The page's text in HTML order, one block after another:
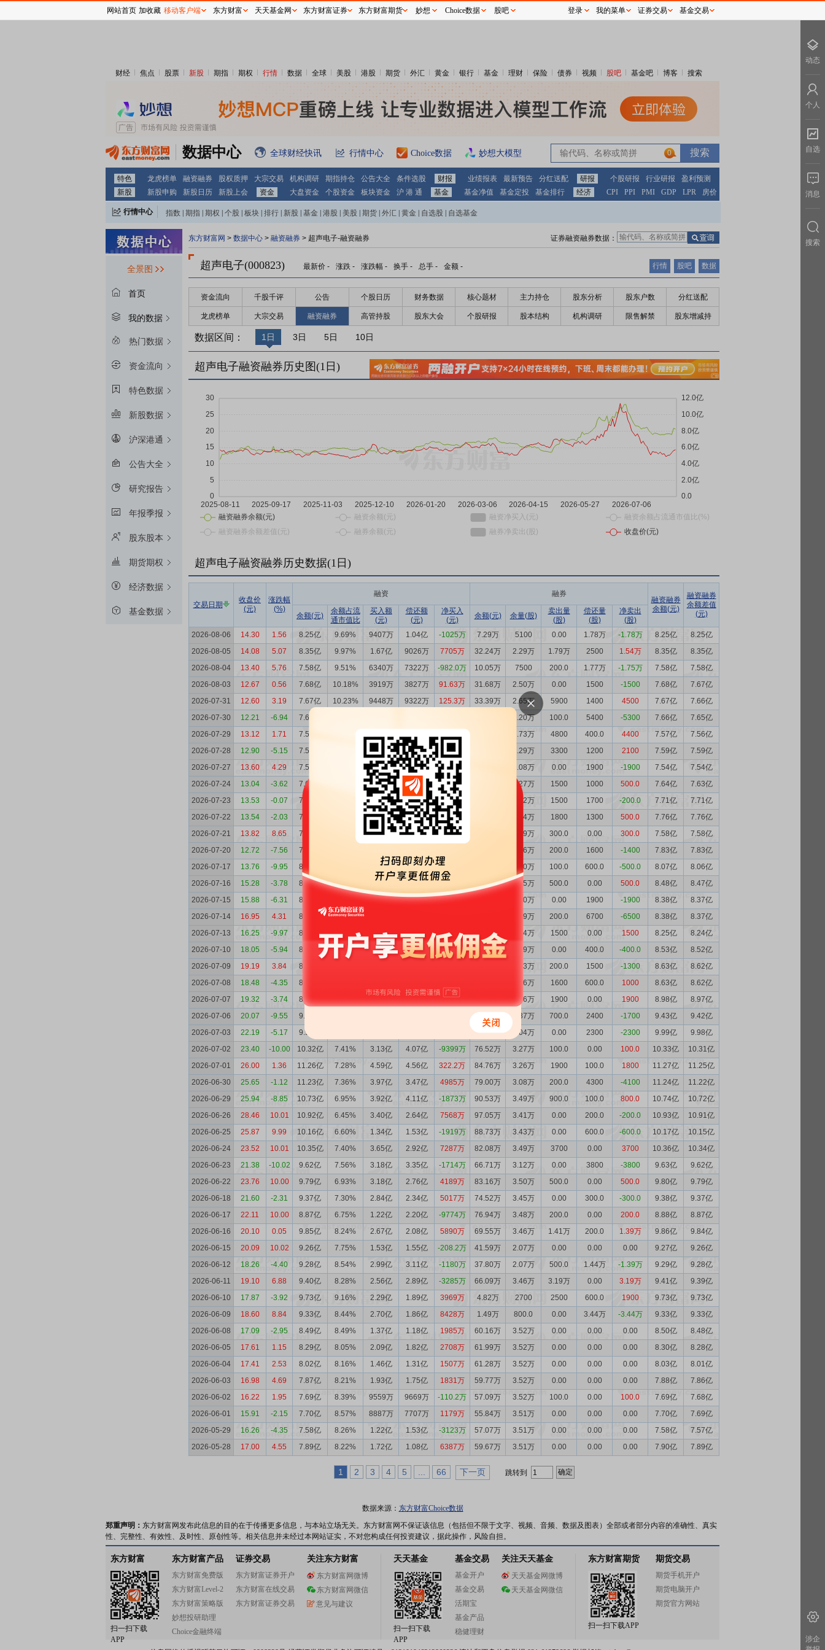
财经 焦点 股票 新股 期指 期权 行情 数据 全球 美股 港股 期货 外汇 黄金 银行 基金 理财 保险 债券 视频 股吧 基金吧 博客 搜索
数据中心 全球财经快讯 行情中心 Choice数据 妙想大模型 0
特色 龙虎榜单 融资融券 股权质押 大宗交易 机构调研 期指持仓 公告大全 条件选股 财报 业绩报表 最新预告 分红送配 研报 个股研报 行业研报
盈利预测
新股
新股申购 新股日历 新股上会 资金 大盘资金 个股资金 板块资金 沪 港 通 基金 基金净值 基金定投 基金排行 经济 CPI PPI PMI GDP LPR 房价
行情中心 指数 期指 期权 个股 板块 排行 新股 基金 港股 美股 期货 外汇 黄金 自选股 自选基金
全景图
首页
我的数据
热门数据
资金流向
特色数据
新股数据
沪深港通
公告大全
研究报告
年报季报
股东股本
期货期权
经济数据
基金数据
东方财富网 > 数据中心 > 融资融券 > 超声电子-融资融券 证券融资融券数据：
超声电子(000823) 最新价 - 涨跌 - 涨跌幅 - 换手 - 总手 - 金额 - 行情 股吧 数据
资金流向 千股千评 公告 个股日历 财务数据 核心题材 主力持仓 股东分析 股东户数 分红送配
龙虎榜单 大宗交易 融资融券 高管持股 股东大会 个股研报 股本结构 机构调研 限售解禁 股东增减持
数据区间： 1日 3日 5日 10日
超声电子融资融券历史图(1 日)
超声电子融资融券历史数据(1 日)
交易日期
收盘价
(元)
涨跌幅
(%)
融资 融券
融资融券
余额(元)
融资融券
余额差值
(元)
余额(元)
余额占流
通市值比
买入额
(元)
偿还额
(元)
净买入
(元)
余额(元) 余量(股)
卖出量
(股)
偿还量
(股)
净卖出
(股)
2026-08-06
14.30 1.56 8.25亿 9.69% 9407万 1.04亿 -1025万 7.29万 5100 0.00 1.78万 -1.78万 8.25亿
8.25亿
2026-08-05
14.08 5.07 8.35亿 9.97% 1.67亿 9026万 7705万 32.24万 2.29万 1.79万 2500 1.54万 8.35亿
8.35亿
2026-08-04
13.40 5.76 7.58亿 9.51% 6340万 7322万 -982.0万 10.05万 7500 200.0 1.77万 -1.75万 7.58亿
7.58亿
2026-08-03
12.67 0.56 7.68亿 10.18% 3919万 3827万 91.63万 31.68万 2.50万 0.00 1500 -1500 7.68亿
7.67亿
2026-07-31
12.60 3.19 7.67亿 10.23% 9448万 9322万 125.3万 33.39万 2.65万 5900 1400 4500 7.67亿
7.66亿
2026-07-30
12.21 -6.94 7.66亿 2.20万 100.0 5400 -5300 7.66亿
7.65亿
2026-07-29
13.12 1.71 7.57亿 2.73万 4800 400.0 4400 7.57亿
7.56亿
2026-07-28
12.90 -5.15 7.59亿 5980万 5493万 486.7万 2.29万 3300 1200 2100 7.59亿
7.59亿
2026-07-27
13.60 4.29 7.54亿 4251万 5207万 -955.9万 2.08万 0.00 1900 -1900 7.54亿
7.54亿
2026-07-24
13.04 -3.62 7.64亿 4034万 4768万 -733.9万 2.27万 1500 1000 500.0 7.64亿
7.63亿
2026-07-23
13.53 -0.07 7.71亿 6131万 6635万 -504.1万 2.22万 1500 1700 -200.0 7.71亿
7.71亿
2026-07-22
13.54 -2.03 7.76亿 1.17亿 9882万 1811万 2.24万 1800 1300 500.0 7.76亿
7.76亿
2026-07-21
13.82 8.65 7.58亿 1.04亿 1.30亿 -2514万 2.19万 300.0 0.00 300.0 7.58亿
7.58亿
2026-07-20
12.72 -7.56 7.83亿 2.16万 200.0 1600 -1400 7.83亿
7.83亿
2026-07-17
13.76 -9.95 8.07亿 7973万 1.20亿 -4044万 2.30万 100.0 600.0 -500.0 8.07亿
8.06亿
2026-07-16
15.28 -3.78 8.47亿 9.32% 1.05亿 9510万 954.8万 35.91万 2.35万 500.0 0.00 500.0 8.48亿
8.47亿
2026-07-15
15.88 -6.31 8.38亿 8674万 8650万 24.01万 2.30万 0.00 1900 -1900 8.38亿
8.37亿
2026-07-14
16.95 4.31 8.37亿 8.30% 2.49万 200.0 6700 -6500 8.38亿
8.37亿
2026-07-13
16.25 -9.97 8.24亿 8.53% 8442万 1.13亿 -2845万 51.03万 3.14万 1500 0.00 1500 8.25亿
8.24亿
2026-07-10
18.05 -5.94 8.53亿 7.94% 1.21亿 1.30亿 -959.4万 53.97万 2.99万 0.00 400.0 -400.0 8.53亿
8.52亿
2026-07-09
19.19 3.84 8.62亿 3.03万 200.0 1500 -1300 8.63亿
8.62亿
2026-07-08
18.48 -4.35 8.62亿 3.16万 1600 600.0 1000 8.63亿
8.62亿
2026-07-07
19.32 -3.74 8.97亿 -4514万 3.06万 1900 0.00 1900 8.98亿
8.97亿
2026-07-06
20.07 -9.55 9.42亿 57.60万 2.87万 700.0 2400 -1700 9.43亿
9.42亿
2026-07-03
22.19 -5.17 9.98亿 67.46万 3.04万 0.00 2300 -2300 9.99亿
9.98亿
2026-07-02
23.40 -10.00 10.32亿 7.41% 3.13亿 4.07亿 -9399万 76.52万 3.27万 100.0 0.00 100.0 10.33亿
10.31亿
2026-07-01
26.00 1.36 11.26亿 7.28% 4.59亿 4.56亿 322.2万 84.76万 3.26万 1900 100.0 1800 11.27亿
11.25亿
2026-06-30
25.65 -1.12 11.23亿 7.36% 3.97亿 3.47亿 4985万 79.00万 3.08万 200.0 4300 -4100 11.24亿
11.22亿
2026-06-29
25.94 -8.85 10.73亿 6.95% 3.92亿 4.11亿 -1873万 90.53万 3.49万 900.0 100.0 800.0 10.74亿
10.72亿
2026-06-26
28.46 10.01 10.92亿 6.45% 3.40亿 2.64亿 7568万 97.05万 3.41万 0.00 200.0 -200.0 10.93亿
10.91亿
2026-06-25
25.87 9.99 10.16亿 6.60% 1.34亿 1.53亿 -1919万 88.73万 3.43万 0.00 600.0 -600.0 10.17亿
10.15亿
2026-06-24
23.52 10.01 10.35亿 7.40% 3.65亿 2.92亿 7287万 82.08万 3.49万 3700 0.00 3700 10.36亿
10.34亿
2026-06-23
21.38 -10.02 9.62亿 7.56% 3.18亿 3.35亿 -1714万 66.71万 3.12万 0.00 3800 -3800 9.63亿
9.62亿
2026-06-22
23.76 10.00 9.79亿 6.93% 3.18亿 2.76亿 4189万 83.16万 3.50万 500.0 0.00 500.0 9.80亿
9.79亿
2026-06-18
21.60 -2.31 9.37亿 7.30% 2.84亿 2.34亿 5017万 74.52万 3.45万 0.00 300.0 -300.0 9.38亿
9.37亿
2026-06-17
22.11 10.00 8.87亿 6.75% 1.22亿 2.20亿 -9774万 76.94万 3.48万 200.0 0.00 200.0 8.88亿
8.87亿
2026-06-16
20.10 0.05 9.85亿 8.24% 2.67亿 2.08亿 5890万 69.55万 3.46万 1.41万 200.0 1.39万 9.86亿
9.84亿
2026-06-15
20.09 10.02 9.26亿 7.75% 1.53亿 1.55亿 -208.2万 41.59万 2.07万 0.00 0.00 0.00 9.27亿
9.26亿
2026-06-12
18.26 -4.40 9.28亿 8.54% 2.99亿 3.11亿 -1180万 37.80万 2.07万 500.0 1.44万 -1.39万 9.29亿
9.28亿
2026-06-11
19.10 6.88 9.40亿 8.28% 2.56亿 2.89亿 -3285万 66.09万 3.46万 3.19万 0.00 3.19万 9.41亿
9.39亿
2026-06-10
17.87 -3.92 9.73亿 9.16% 2.29亿 1.89亿 3969万 4.82万 2700 2500 600.0 1900 9.73亿
9.73亿
2026-06-09
18.60 8.84 9.33亿 8.44% 2.70亿 1.86亿 8428万 1.49万 800.0 0.00 3.44万 -3.44万 9.33亿
9.33亿
2026-06-08
17.09 -2.95 8.49亿 8.49% 1.37亿 1.18亿 1985万 60.16万 3.52万 0.00 0.00 0.00 8.50亿
8.48亿
2026-06-05
17.61 1.15 8.29亿 8.05% 2.09亿 1.82亿 2708万 61.99万 3.52万 0.00 0.00 0.00 8.30亿
8.28亿
2026-06-04
17.41 2.53 8.02亿 8.16% 1.46亿 1.31亿 1507万 61.28万 3.52万 0.00 0.00 0.00 8.03亿
8.01亿
2026-06-03
16.98 4.69 7.87亿 8.21% 1.93亿 1.75亿 1831万 59.77万 3.52万 0.00 0.00 0.00 7.88亿
7.86亿
2026-06-02
16.22 1.95 7.69亿 8.39% 9559万 9669万 -110.2万 57.09万 3.52万 100.0 0.00 100.0 7.69亿
7.68亿
2026-06-01
15.91 -2.15 7.70亿 8.57% 8887万 7707万 1179万 55.84万 3.51万 0.00 0.00 0.00 7.70亿
7.69亿
2026-05-29
16.26 -4.35 7.58亿 8.26% 1.22亿 1.53亿 -3123万 57.07万 3.51万 0.00 0.00 0.00 7.58亿
7.57亿
2026-05-28
17.00 4.55 7.89亿 8.22% 1.72亿 1.08亿 6387万 59.67万 3.51万 0.00 0.00 0.00 7.90亿 7.89亿
1 2 3 4 5 66 下一页 跳转到
数据来源： 东方财富Choice数据
郑重声明： 东方财富网发布此信息的目的在于传播更多信息，与本站立场无关。东方财富网不保证该信息（包括但不限于文字、视频、音频、数据及图表）全部或者部分内容的准确性、真实
性、完整性、有效性、及时性、原创性等。相关信息并未经过本网站证实，不对您构成任何投资建议，据此操作，风险自担。
东方财富
扫一扫下载
APP
东方财富产品
东方财富免费版
东方财富Level-2
东方财富策略版
妙想投研助理
Choice金融终端
证券交易
东方财富证券开户
东方财富在线交易
东方财富证券交易
关注东方财富
东方财富网微博
东方财富网微信
意见与建议
天天基金
扫一扫下载
APP
基金交易
基金开户
基金交易
活期宝
基金产品
稳健理财
关注天天基金
天天基金网微博
天天基金网微信
东方财富期货
扫一扫下载APP
期货交易
期货手机开户
期货电脑开户
期货官方网站
网站首页 加收藏 移动客户端 东方财富 天天基金网 东方财富证券 东方财富期货 妙想 Choice数据 股吧 登录 我的菜单 证券交易 基金交易
动态
个人
自选
消息
搜索
涉企